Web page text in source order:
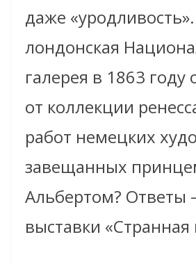
даже
лондонская
галерея в 1863 году
от коллекции
работ немецких
завещанных
Альбертом? Ответы
выставки «Странная